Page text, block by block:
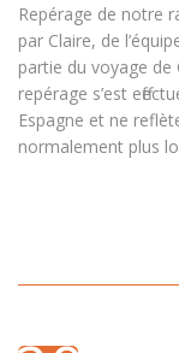
Repérage de notre
par Claire, de
partie du voyage de
repérage s’est
Espagne et ne
normalement plus